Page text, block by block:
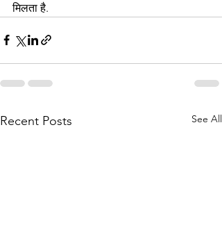
मिलता है.
Recent Posts See All